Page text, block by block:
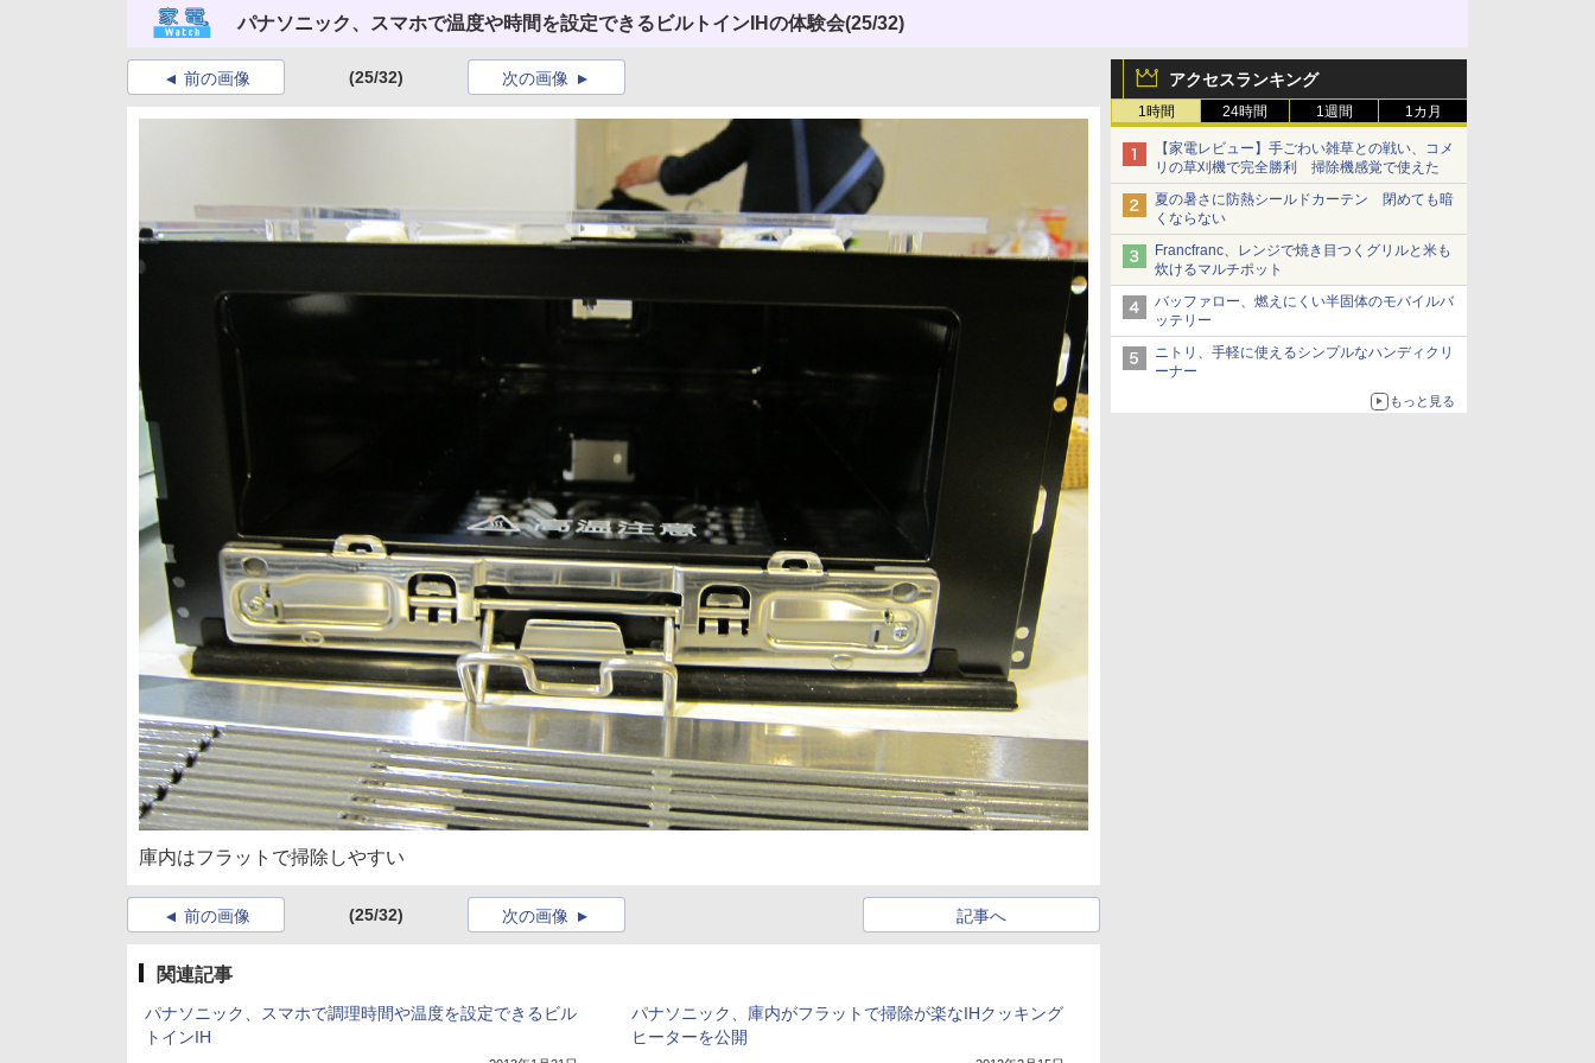
パナソニック、スマホで温度や時間を設定できるビルトインIHの体験会(25/32)
アクセスランキング
1時間 24時間 1週間 1カ月
【家電レビュー】手ごわい雑草との戦い、コメ
リの草刈機で完全勝利 掃除機感覚で使えた
夏の暑さに防熱シールドカーテン 閉めても暗
くならない
Francfranc、レンジで焼き目つくグリルと米も
炊けるマルチポット
バッファロー、燃えにくい半固体のモバイルバ
ッテリー
ニトリ、手軽に使えるシンプルなハンディクリ
ーナー
もっと見る
前の画像 (25/32) 次の画像
庫内はフラットで掃除しやすい
前の画像 (25/32) 記事へ
次の画像
関連記事
パナソニック、スマホで調理時間や温度を設定できるビル
トインIH
パナソニック、庫内がフラットで掃除が楽なIHクッキング
ヒーターを公開